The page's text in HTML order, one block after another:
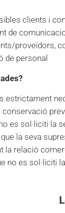
clients i
de
proveïdors,
de personal
estrictament
es sol·liciti la
la seva
la relació
no es sol·liciti